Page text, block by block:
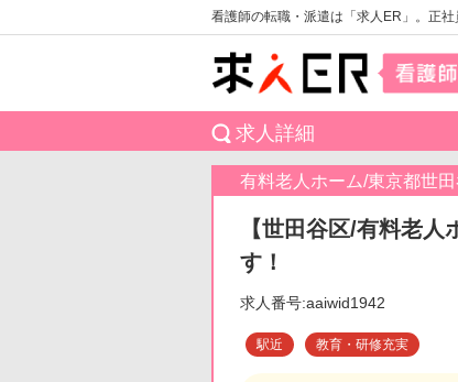
看護師の転職・派遣は「求人ER」。正
求人詳細
有料老人ホーム/東京都世
【世田谷区/有料老
す！
求人番号:aaiwid1942
駅近 教育・研修充実